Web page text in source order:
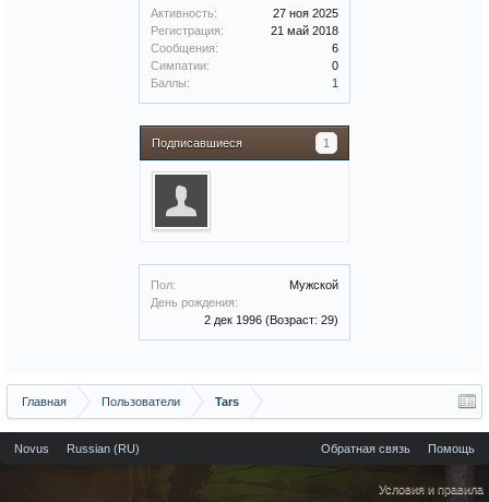
Активность:
27 ноя 2025
Регистрация:
21 май 2018
Сообщения:
6
Симпатии:
0
Баллы:
1
Подписавшиеся 1
Пол:
Мужской
День рождения:
2 дек 1996 (Возраст: 29)
Главная Пользователи Tars
Novus Russian (RU) Обратная связь Помощь
Условия и правила